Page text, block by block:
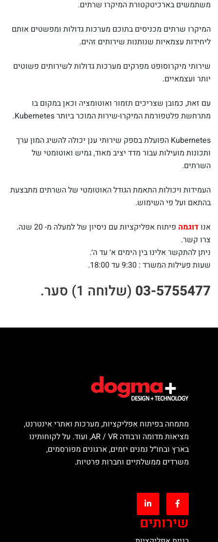
משתמשים בארכיטקטורת המיקרו שרתים.
המיקרו שרתים מכניסים בתוכם מערכות גדולות ומפשטים אותם
ליחידות עצמאיות שנותנות שירותים זהים.
שירותי מיקרוסופט מפרקים מערכות גדולות לשירותים פשוטים
יותר ועצמאיים.
עם זאת, כמובן שצריכים תזמור ואוטומציה וכאן במקום בו
מתרחשת פלטפורמת המיקרו-שירות המוכר ביותר Kubernetes.
Kubernetes הפועלת בספק שירותי ענן יכולה להשיג המון ערך
ותכונות מועילות עבור מדד יציב מאוד, גמיש ואוטומטי של
השרתים.
העמידות ויכולות התאמת הגודל האוטומטי של השרתים מתבצעת
בהתאם ועל פי השימוש.
אנודוגמה
פיתוח אפליקציות עם ניסיון של למעלה מ- 20 שנה.
צרו קשר.
ניתן להתקשר אלינו בין הימים א׳ עד ה׳.
שעות פעילות המשרד : 9:30 עד 18:00.
03-5755477 (שלוחה 1) סער.
מתמחה בפיתוח אפליקציות, מערכות ואתרי אינטרנט,
מציאות מדומה ורבודה AR / VR, ועוד. על לקוחותינו
בארץ ובחו״ל נמנים יזמים, ארגונים מפורסמים,
משרדים ממשלתיים וחברות פרטיות.
שירותים